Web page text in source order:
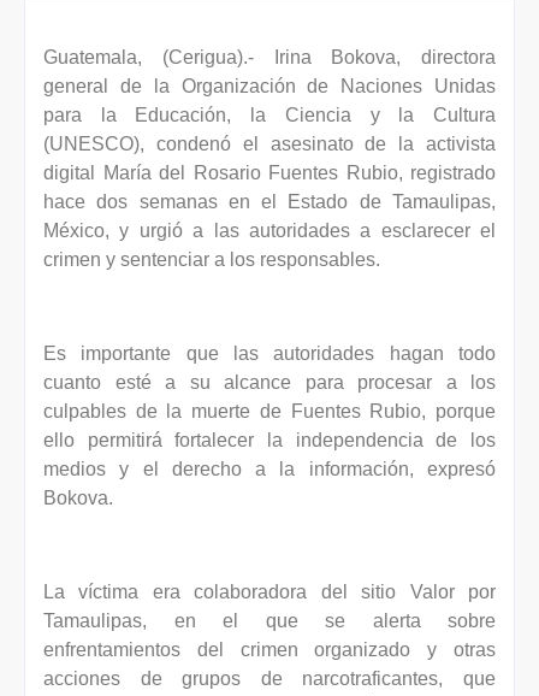
Guatemala, (Cerigua).- Irina Bokova, directora
general de la Organización de Naciones Unidas
para la Educación, la Ciencia y la Cultura
(UNESCO), condenó el asesinato de la activista
digital María del Rosario Fuentes Rubio, registrado
hace dos semanas en el Estado de Tamaulipas,
México, y urgió a las autoridades a esclarecer el
crimen y sentenciar a los responsables.
Es importante que las autoridades hagan todo
cuanto esté a su alcance para procesar a los
culpables de la muerte de Fuentes Rubio, porque
ello permitirá fortalecer la independencia de los
medios y el derecho a la información, expresó
Bokova.
La víctima era colaboradora del sitio Valor por
Tamaulipas, en el que se alerta sobre
enfrentamientos del crimen organizado y otras
acciones de grupos de narcotraficantes, que